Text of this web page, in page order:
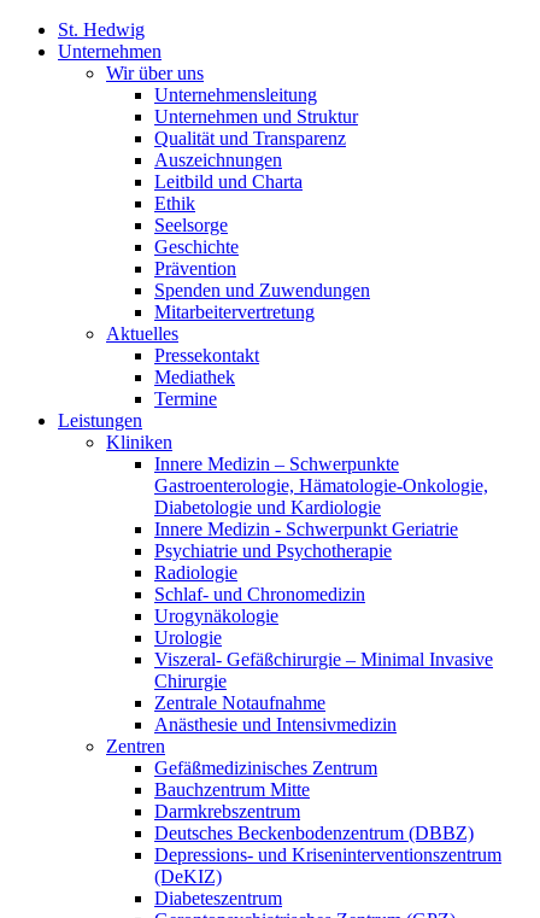
St. Hedwig
Unternehmen
Wir über uns
Unternehmensleitung
Unternehmen und Struktur
Qualität und Transparenz
Auszeichnungen
Leitbild und Charta
Ethik
Seelsorge
Geschichte
Prävention
Spenden und Zuwendungen
Mitarbeitervertretung
Aktuelles
Pressekontakt
Mediathek
Termine
Leistungen
Kliniken
Innere Medizin – Schwerpunkte
Gastroenterologie, Hämatologie-Onkologie,
Diabetologie und Kardiologie
Innere Medizin - Schwerpunkt Geriatrie
Psychiatrie und Psychotherapie
Radiologie
Schlaf- und Chronomedizin
Urogynäkologie
Urologie
Viszeral- Gefäßchirurgie – Minimal Invasive
Chirurgie
Zentrale Notaufnahme
Anästhesie und Intensivmedizin
Zentren
Gefäßmedizinisches Zentrum
Bauchzentrum Mitte
Darmkrebszentrum
Deutsches Beckenbodenzentrum (DBBZ)
Depressions- und Kriseninterventionszentrum
(DeKIZ)
Diabeteszentrum